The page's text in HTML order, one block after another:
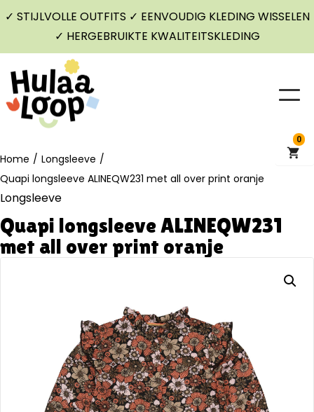
✓ STIJLVOLLE OUTFITS ✓ EENVOUDIG KLEDING WISSELEN
✓ HERGEBRUIKTE KWALITEITSKLEDING
Home / Longsleeve /
Quapi longsleeve ALINEQW231 met all over print oranje
Longsleeve
Quapi longsleeve ALINEQW231
met all over print oranje
0